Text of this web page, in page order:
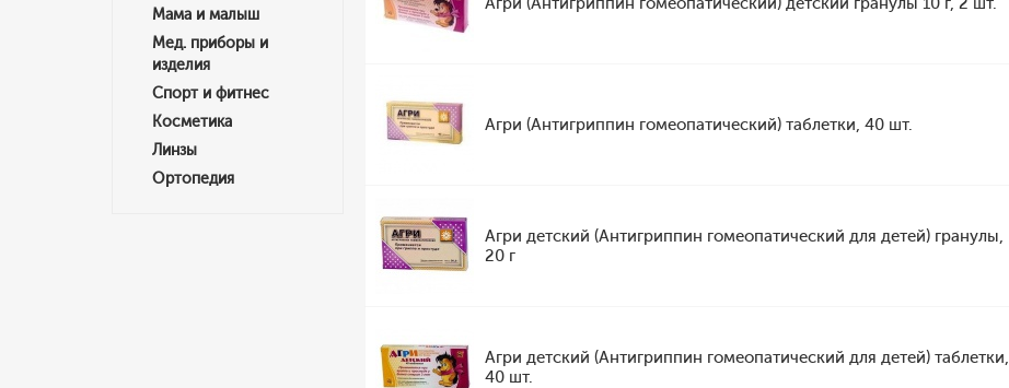
Мама и малыш
Мед. приборы и
изделия
Спорт и фитнес
Косметика
Линзы
Ортопедия
Агри (Антигриппин гомеопатический) таблетки, 40 шт.
Агри детский (Антигриппин гомеопатический для детей) гранулы,
20 г
Агри детский (Антигриппин гомеопатический для детей) таблетки,
40 шт.